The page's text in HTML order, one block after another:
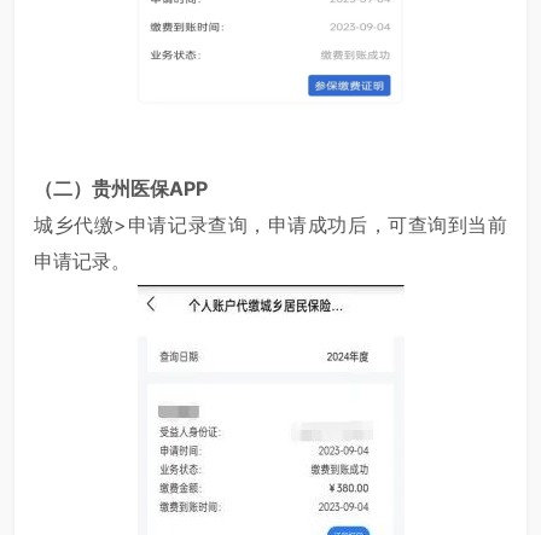
（二）贵州医保APP
城乡代缴>申请记录查询，申请成功后，可查询到当前
申请记录。